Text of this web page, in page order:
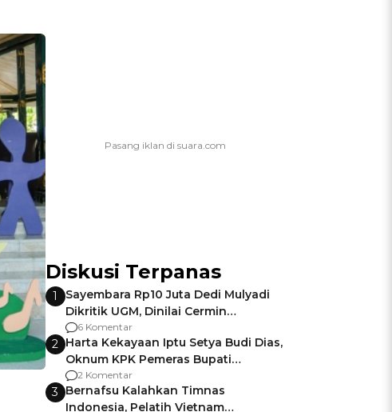
Diskusi Terpanas
1
Sayembara Rp10 Juta Dedi Mulyadi
Dikritik UGM, Dinilai Cermin
Gagalnya Negara Jamin Keamanan
6 Komentar
2 Harta Kekayaan Iptu Setya Budi Dias,
Oknum KPK Pemeras Bupati
Pemalang
2 Komentar
3 Bernafsu Kalahkan Timnas
Indonesia, Pelatih Vietnam